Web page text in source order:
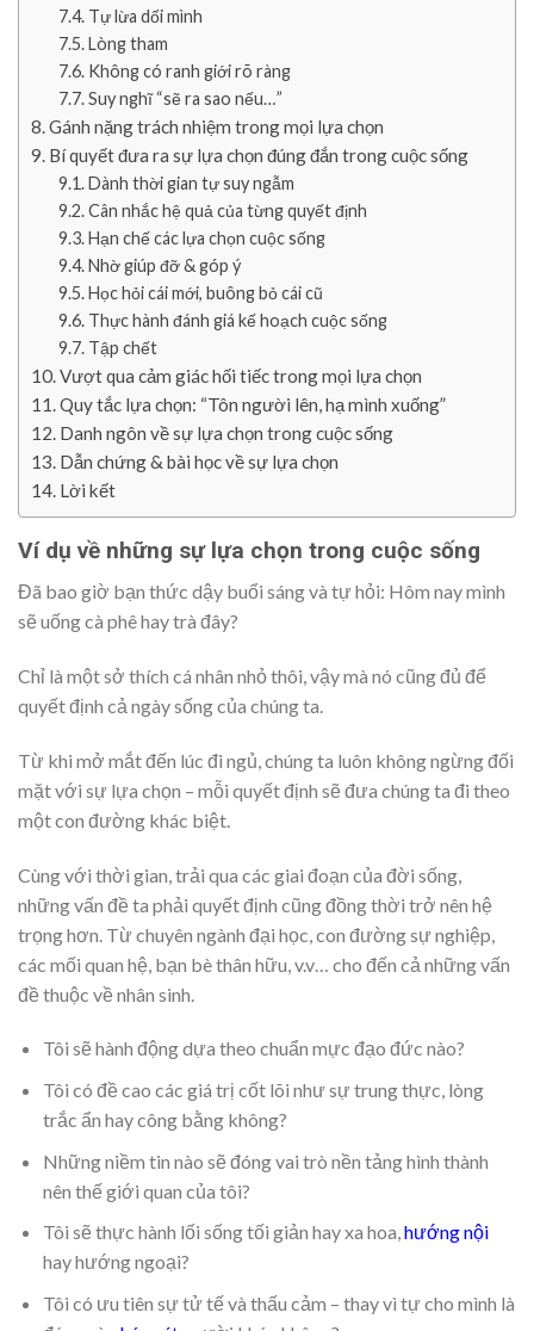
Tự lừa dối mình
Lòng tham
Không có ranh giới rõ ràng
Suy nghĩ “sẽ ra sao nếu…”
Gánh nặng trách nhiệm trong mọi lựa chọn
Bí quyết đưa ra sự lựa chọn đúng đắn trong cuộc sống
Dành thời gian tự suy ngẫm
Cân nhắc hệ quả của từng quyết định
Hạn chế các lựa chọn cuộc sống
Nhờ giúp đỡ & góp ý
Học hỏi cái mới, buông bỏ cái cũ
Thực hành đánh giá kế hoạch cuộc sống
Tập chết
Vượt qua cảm giác hối tiếc trong mọi lựa chọn
Quy tắc lựa chọn: “Tôn người lên, hạ mình xuống”
Danh ngôn về sự lựa chọn trong cuộc sống
Dẫn chứng & bài học về sự lựa chọn
Lời kết
Ví dụ về những sự lựa chọn trong cuộc sống
Đã bao giờ bạn thức dậy buổi sáng và tự hỏi: Hôm nay mình
sẽ uống cà phê hay trà đây?
Chỉ là một sở thích cá nhân nhỏ thôi, vậy mà nó cũng đủ để
quyết định cả ngày sống của chúng ta.
Từ khi mở mắt đến lúc đi ngủ, chúng ta luôn không ngừng đối
mặt với sự lựa chọn – mỗi quyết định sẽ đưa chúng ta đi theo
một con đường khác biệt.
Cùng với thời gian, trải qua các giai đoạn của đời sống,
những vấn đề ta phải quyết định cũng đồng thời trở nên hệ
trọng hơn. Từ chuyên ngành đại học, con đường sự nghiệp,
các mối quan hệ, bạn bè thân hữu, v.v… cho đến cả những vấn
đề thuộc về nhân sinh.
Tôi sẽ hành động dựa theo chuẩn mực đạo đức nào?
Tôi có đề cao các giá trị cốt lõi như sự trung thực, lòng
trắc ẩn hay công bằng không?
Những niềm tin nào sẽ đóng vai trò nền tảng hình thành
nên thế giới quan của tôi?
Tôi sẽ thực hành lối sống tối giản hay xa hoa,hướng nội
hay hướng ngoại?
Tôi có ưu tiên sự tử tế và thấu cảm – thay vì tự cho mình là